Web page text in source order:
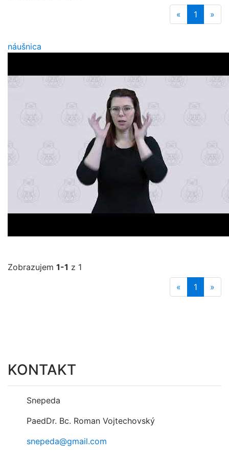
«
1 »
náušnica
Zobrazujem 1-1 z 1
«
1 »
KONTAKT
Snepeda
PaedDr. Bc. Roman Vojtechovský
snepeda@gmail.com